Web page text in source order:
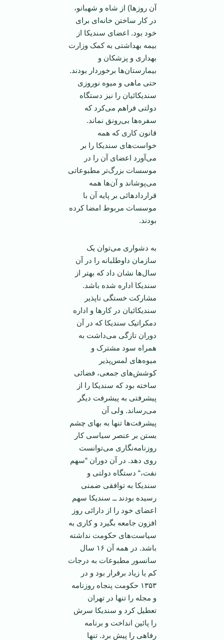
آن روز‌ها) از شاه و شهبانو،
در کار ساختن خانه‌ای برای
خود بود. اعضای سندیکا از
بیمه بهداشتی به کمک وزارت
بهداری و پزشکان و
بیمارستان‌ها برخوردار بودند.
حتی ماهی و میوه نوروزی
سندیکائیان را نیز دستگاه
دولتی فراهم می‌کرد که
سفره‌ها بی‌رونق نماند.
قانون کاری که همه
خواست‌های سندیکا را بر
می‌آورد اعضای آن را در
موسسات بزرگ‌تر مطبوعاتی
می‌پوشاند و آن‌ها همه
قرارداد‌هائی بر پایه آن با
موسسات مربوط امضا کرده
بودند.
به دشواری می‌توان یک
سازمان داوطلبانه را در آن
سال‌ها نشان داد که بهتر از
سندیکا اداره شده باشد.
مشارکت خستگی ناپذیر
سندیکائیان در کار‌ها و اداره
دمکراتیک سندیکا که در آن
دوران تازگی می‌داشت به
همراه سود مشترک و
میوه‌های لمس‌پذیر
کوشش‌های جمعی، فضائی
ساخته بود که سندیکا را از
پیشرفتی به پیشرفت دیگر
می‌رساند. ولی آن
پیشرفت‌ها تنها به بهای چشم
بستن بر عنصر سیاسی کار
روزنامه‌نگاری می‌توانست
روی دهد. در آن دوران “سهم
نفت،“ دستگاه دولتی و
سندیکا به توافقی ضمنی
رسیده بودند ــ سندیکا سهم
اعضای خود را از دارائی روز
افزون جامعه بگیرد و کاری به
سیاست‌های حکومت نداشته
باشد. در همه آن ۱۶ سال
سانسور مطبوعات به درجات
کم یا زیاد برقرار بود و در
۱۳۵۳ حکومت پنجاه روزنامه
و مجله را تنها در تهران
تعطیل کرد و سندیکا سرش
را پائین انداخت و برنامه
رفاهی را پیش برد. تنها